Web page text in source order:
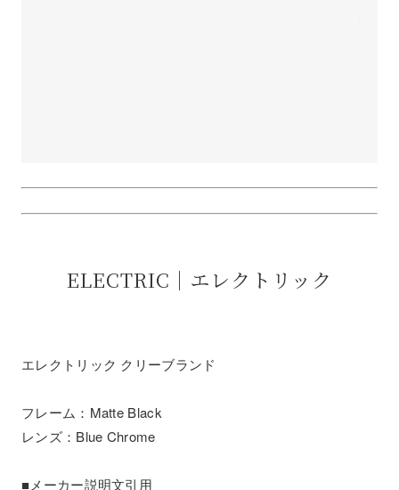
ELECTRIC｜エレクトリック
エレクトリック クリーブランド
フレーム：Matte Black
レンズ：Blue Chrome
■メーカー説明文引用